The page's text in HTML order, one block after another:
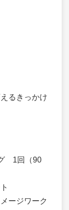
るきっかけ
1回（90
ージワーク